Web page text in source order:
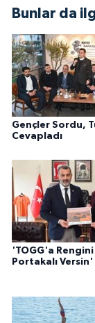
Bunlar da
Gençler Sordu,
Cevapladı
'TOGG'a
Portakalı Versin'